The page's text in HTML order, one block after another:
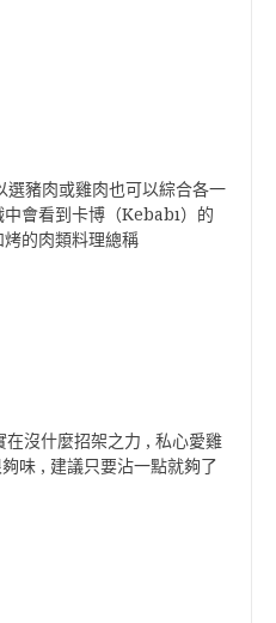
豬肉或雞肉也可以綜合各一
會看到卡博（Kebabı）的
的肉類料理總稱
沒什麼招架之力 , 私心愛雞
味 , 建議只要沾一點就夠了